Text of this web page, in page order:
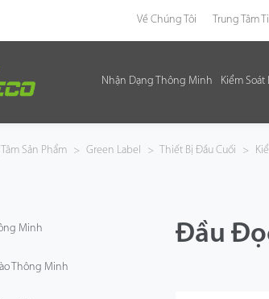
Về Chúng Tôi Trung Tâm
Nhận Dạng Thông Minh Kiểm
Sản Phẩm > Green Label > Thiết Bị Đầu Cuối >
Minh
Thông Minh
Đầu